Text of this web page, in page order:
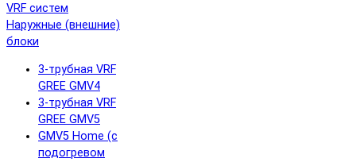
VRF систем
Наружные (внешние)
блоки
3-трубная VRF
GREE GMV4
3-трубная VRF
GREE GMV5
GMV5 Home (с
подогревом